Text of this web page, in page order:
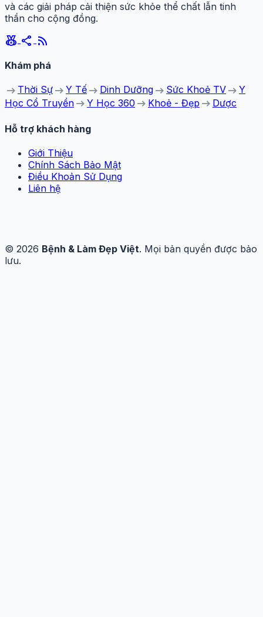
và các giải pháp cải thiện sức khỏe thể chất lẫn tinh
thần cho cộng đồng.
social_leaderboard share rss_feed
Khám phá
arrow_right_alt Thời Sự arrow_right_alt Y Tế arrow_right_alt Dinh Dưỡng arrow_right_alt Sức Khoẻ TV arrow_right_alt Y
Học Cổ Truyền arrow_right_alt Y Học 360 arrow_right_alt Khoẻ - Đẹp arrow_right_alt Dược
Hỗ trợ khách hàng
Giới Thiệu
Chính Sách Bảo Mật
Điều Khoản Sử Dụng
Liên hệ
© 2026 Bệnh & Làm Đẹp Việt. Mọi bản quyền được bảo
lưu.